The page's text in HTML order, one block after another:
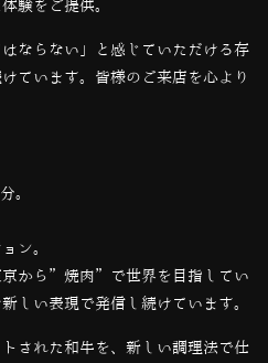
験をご提供。
ならない」と感じていただける存
ています。皆様のご来店を心より
。
ン。
京から”焼肉”で世界を目指してい
しい表現で発信し続けています。
された和牛を、新しい調理法で仕